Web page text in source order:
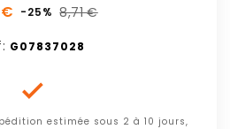
-25% 8,71 €
G07837028

estimée sous 2 à 10 jours,